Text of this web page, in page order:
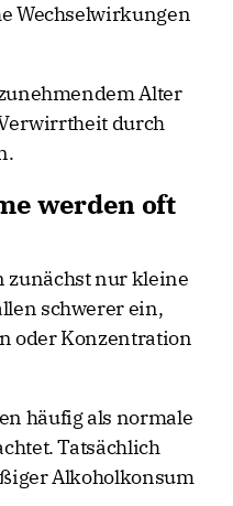
Wechselwirkungen
Alter
durch
werden oft
zunächst nur kleine
schwerer ein,
oder Konzentration
häufig als normale
Tatsächlich
Alkoholkonsum